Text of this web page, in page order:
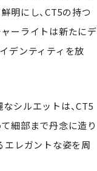
明にし、CT5の持つ
ーライトは新たにデ
デンティティを放
シルエットは、CT5
細部まで丹念に造り
エレガントな姿を周